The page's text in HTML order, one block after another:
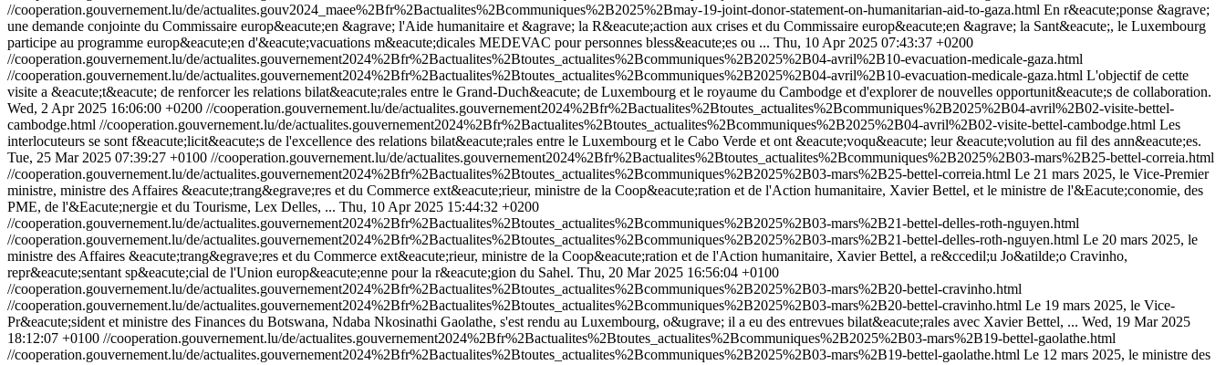
//cooperation.gouvernement.lu/de/actualites.gouv2024_maee%2Bfr%2Bactualites%2Bcommuniques%2B2025%2Bmay-19-joint-donor-statement-on-humanitarian-aid-to-gaza.html En r&eacute;ponse &agrave;
une demande conjointe du Commissaire europ&eacute;en &agrave; l'Aide humanitaire et &agrave; la R&eacute;action aux crises et du Commissaire europ&eacute;en &agrave; la Sant&eacute;, le Luxembourg
participe au programme europ&eacute;en d'&eacute;vacuations m&eacute;dicales MEDEVAC pour personnes bless&eacute;es ou ... Thu, 10 Apr 2025 07:43:37 +0200
//cooperation.gouvernement.lu/de/actualites.gouvernement2024%2Bfr%2Bactualites%2Btoutes_actualites%2Bcommuniques%2B2025%2B04-avril%2B10-evacuation-medicale-gaza.html
//cooperation.gouvernement.lu/de/actualites.gouvernement2024%2Bfr%2Bactualites%2Btoutes_actualites%2Bcommuniques%2B2025%2B04-avril%2B10-evacuation-medicale-gaza.html L'objectif de cette
visite a &eacute;t&eacute; de renforcer les relations bilat&eacute;rales entre le Grand-Duch&eacute; de Luxembourg et le royaume du Cambodge et d'explorer de nouvelles opportunit&eacute;s de collaboration.
Wed, 2 Apr 2025 16:06:00 +0200 //cooperation.gouvernement.lu/de/actualites.gouvernement2024%2Bfr%2Bactualites%2Btoutes_actualites%2Bcommuniques%2B2025%2B04-avril%2B02-visite-bettel-
cambodge.html //cooperation.gouvernement.lu/de/actualites.gouvernement2024%2Bfr%2Bactualites%2Btoutes_actualites%2Bcommuniques%2B2025%2B04-avril%2B02-visite-bettel-cambodge.html Les
interlocuteurs se sont f&eacute;licit&eacute;s de l'excellence des relations bilat&eacute;rales entre le Luxembourg et le Cabo Verde et ont &eacute;voqu&eacute; leur &eacute;volution au fil des ann&eacute;es.
Tue, 25 Mar 2025 07:39:27 +0100 //cooperation.gouvernement.lu/de/actualites.gouvernement2024%2Bfr%2Bactualites%2Btoutes_actualites%2Bcommuniques%2B2025%2B03-mars%2B25-bettel-correia.html
//cooperation.gouvernement.lu/de/actualites.gouvernement2024%2Bfr%2Bactualites%2Btoutes_actualites%2Bcommuniques%2B2025%2B03-mars%2B25-bettel-correia.html Le 21 mars 2025, le Vice-Premier
ministre, ministre des Affaires &eacute;trang&egrave;res et du Commerce ext&eacute;rieur, ministre de la Coop&eacute;ration et de l'Action humanitaire, Xavier Bettel, et le ministre de l'&Eacute;conomie, des
PME, de l'&Eacute;nergie et du Tourisme, Lex Delles, ... Thu, 10 Apr 2025 15:44:32 +0200
//cooperation.gouvernement.lu/de/actualites.gouvernement2024%2Bfr%2Bactualites%2Btoutes_actualites%2Bcommuniques%2B2025%2B03-mars%2B21-bettel-delles-roth-nguyen.html
//cooperation.gouvernement.lu/de/actualites.gouvernement2024%2Bfr%2Bactualites%2Btoutes_actualites%2Bcommuniques%2B2025%2B03-mars%2B21-bettel-delles-roth-nguyen.html Le 20 mars 2025, le
ministre des Affaires &eacute;trang&egrave;res et du Commerce ext&eacute;rieur, ministre de la Coop&eacute;ration et de l'Action humanitaire, Xavier Bettel, a re&ccedil;u Jo&atilde;o Cravinho,
repr&eacute;sentant sp&eacute;cial de l'Union europ&eacute;enne pour la r&eacute;gion du Sahel. Thu, 20 Mar 2025 16:56:04 +0100
//cooperation.gouvernement.lu/de/actualites.gouvernement2024%2Bfr%2Bactualites%2Btoutes_actualites%2Bcommuniques%2B2025%2B03-mars%2B20-bettel-cravinho.html
//cooperation.gouvernement.lu/de/actualites.gouvernement2024%2Bfr%2Bactualites%2Btoutes_actualites%2Bcommuniques%2B2025%2B03-mars%2B20-bettel-cravinho.html Le 19 mars 2025, le Vice-
Pr&eacute;sident et ministre des Finances du Botswana, Ndaba Nkosinathi Gaolathe, s'est rendu au Luxembourg, o&ugrave; il a eu des entrevues bilat&eacute;rales avec Xavier Bettel, ... Wed, 19 Mar 2025
18:12:07 +0100 //cooperation.gouvernement.lu/de/actualites.gouvernement2024%2Bfr%2Bactualites%2Btoutes_actualites%2Bcommuniques%2B2025%2B03-mars%2B19-bettel-gaolathe.html
//cooperation.gouvernement.lu/de/actualites.gouvernement2024%2Bfr%2Bactualites%2Btoutes_actualites%2Bcommuniques%2B2025%2B03-mars%2B19-bettel-gaolathe.html Le 12 mars 2025, le ministre des